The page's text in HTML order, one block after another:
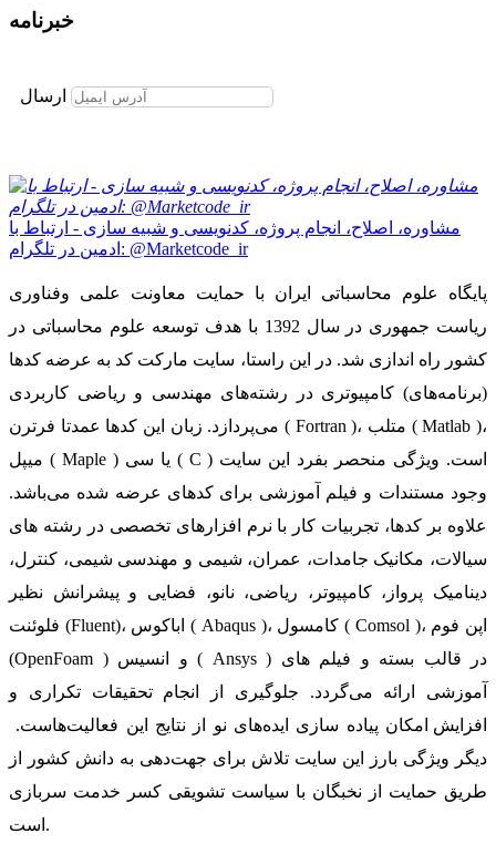
خبرنامه
ارسال
مشاوره، اصلاح، انجام پروژه، کدنویسی و شبیه سازی - ارتباط با
ادمین در تلگرام: @Marketcode_ir
پایگاه علوم محاسباتی ایران با حمایت معاونت علمی وفناوری
ریاست جمهوری در سال 1392 با هدف توسعه علوم محاسباتی در
کشور راه اندازی شد. در این راستا، سایت مارکت کد به عرضه کدها
(برنامه‌های) کامپیوتری در رشته‌های مهندسی و ریاضی کاربردی
می‌پردازد. زبان این کدها عمدتا فرترن ( Fortran )، متلب ( Matlab )،
میپل ( Maple ) یا سی ( C ) است. ویژگی منحصر بفرد این سایت
وجود مستندات و فیلم آموزشی برای کدهای عرضه شده می‌باشد.
علاوه بر کدها، تجربیات کار با نرم افزارهای تخصصی در رشته های
سیالات، مکانیک جامدات، عمران، شیمی و مهندسی شیمی، کنترل،
دینامیک پرواز، کامپیوتر، ریاضی، نانو، فضایی و پیشرانش نظیر
فلوئنت (Fluent)، اباکوس ( Abaqus )، کامسول ( Comsol )، اپن فوم
(OpenFoam ) و انسیس ( Ansys ) در قالب بسته‌ و فیلم های
آموزشی ارائه می‌گردد. جلوگیری از انجام تحقیقات تکراری و
افزایش امکان پیاده سازی ایده‌های نو از نتایج این فعالیت‌هاست.
دیگر ویژگی بارز این سایت تلاش برای جهت‌دهی به دانش کشور از
طریق حمایت از نخبگان با سیاست تشویقی کسر خدمت سربازی
است.